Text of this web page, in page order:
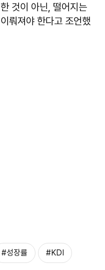
것이 아닌, 떨어지는
뤄져야 한다고 조언했
#성장률 #KDI